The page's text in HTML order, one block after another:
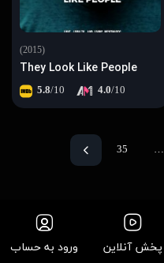
(2015)
They Look Like People
5.8/10 4.0/10
…
35
پخش آنلاین ورود به حساب